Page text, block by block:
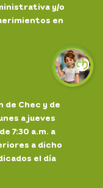
y/o
en
de Chec y de
a jueves
7:30 a.m. a
a dicho
el día